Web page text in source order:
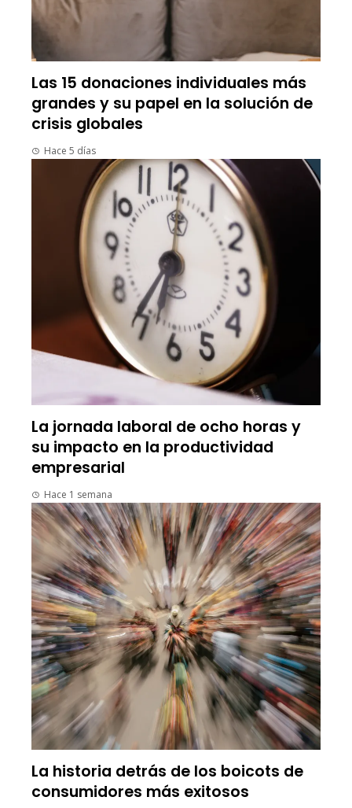
Las 15 donaciones individuales más
grandes y su papel en la solución de
crisis globales
Hace 5 días
La jornada laboral de ocho horas y
su impacto en la productividad
empresarial
Hace 1 semana
La historia detrás de los boicots de
consumidores más exitosos